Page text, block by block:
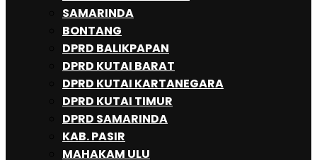
SAMARINDA
BONTANG
DPRD BALIKPAPAN
DPRD KUTAI BARAT
DPRD KUTAI KARTANEGARA
DPRD KUTAI TIMUR
DPRD SAMARINDA
KAB. PASIR
MAHAKAM ULU